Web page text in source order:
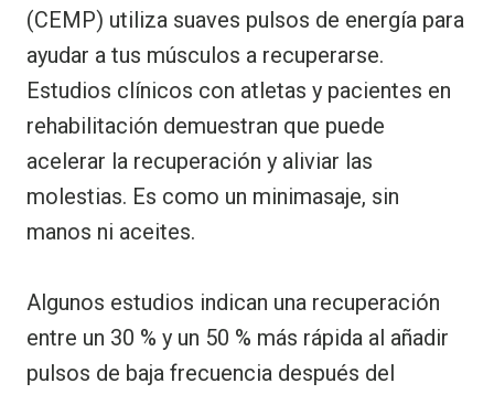
(CEMP) utiliza suaves pulsos de energía para
ayudar a tus músculos a recuperarse.
Estudios clínicos con atletas y pacientes en
rehabilitación demuestran que puede
acelerar la recuperación y aliviar las
molestias. Es como un minimasaje, sin
manos ni aceites.
Algunos estudios indican una recuperación
entre un 30 % y un 50 % más rápida al añadir
pulsos de baja frecuencia después del